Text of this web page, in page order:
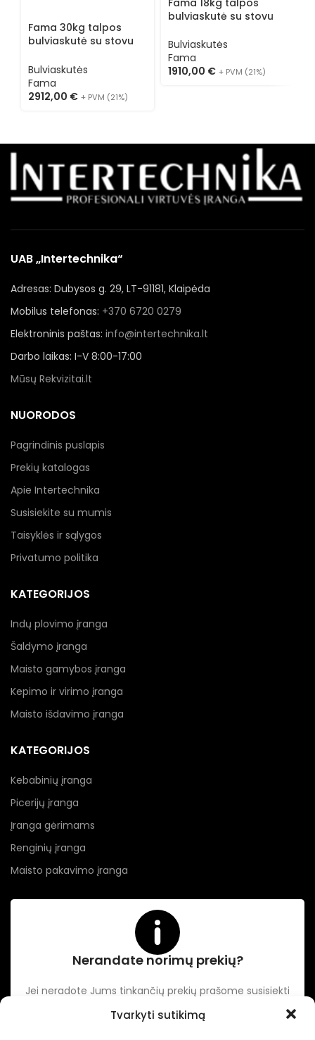
Tvarkyti sutikimą
Fama 30kg talpos
bulviaskutė su stovu
Bulviaskutės
Fama
2912,00 € + PVM (21%)
Fama 18kg talpos
bulviaskutė su stovu
Bulviaskutės
Fama
1910,00 € + PVM (21%)
UAB „Intertechnika“
Adresas: Dubysos g. 29, LT-91181, Klaipėda
Mobilus telefonas: +370 6720 0279
Elektroninis paštas: info@intertechnika.lt
Darbo laikas: I-V 8:00-17:00
Mūsų Rekvizitai.lt
NUORODOS
Pagrindinis puslapis
Prekių katalogas
Apie Intertechnika
Susisiekite su mumis
Taisyklės ir sąlygos
Privatumo politika
KATEGORIJOS
Indų plovimo įranga
Šaldymo įranga
Maisto gamybos įranga
Kepimo ir virimo įranga
Maisto išdavimo įranga
KATEGORIJOS
Kebabinių įranga
Picerijų įranga
Įranga gėrimams
Renginių įranga
Maisto pakavimo įranga
Nerandate norimų prekių?
Jei neradote Jums tinkančių prekių prašome susisiekti